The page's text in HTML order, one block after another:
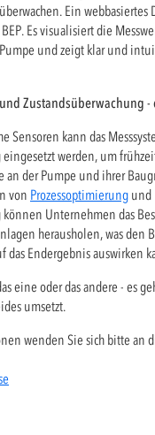
Ein webbasiertes
Es visualisiert die
und zeigt klar und
Zustandsüberwachung -
Sensoren kann das
eingesetzt werden, um
an der Pumpe und ihrer
von Prozessoptimierung und
Unternehmen das
herausholen, was den
das Endergebnis auswirken
eine oder das andere - es
umsetzt.
wenden Sie sich bitte an